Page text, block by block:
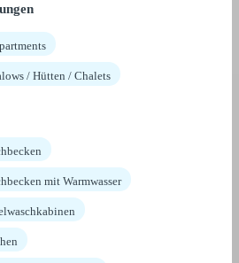
/ Hütten / Chalets
mit Warmwasser